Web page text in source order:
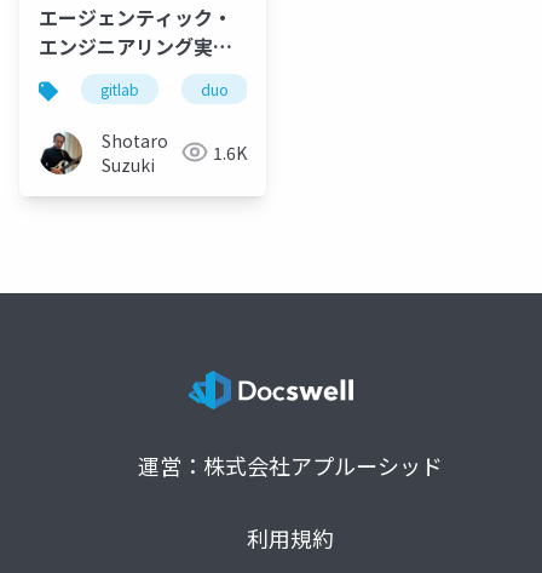
エージェンティック・
エンジニアリング実践
型ハンズオンコース on
GitLab のご紹介
gitlab duo
Shotaro
Suzuki
1.6K
運営：株式会社アプルーシッド
利用規約